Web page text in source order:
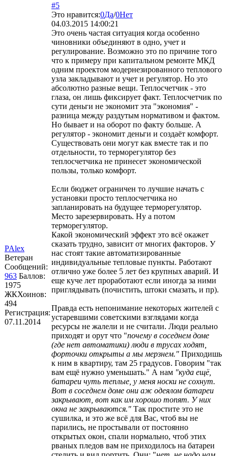
PAlex
Ветеран
Сообщений:
963 Баллов:
1975
ЖКХоинов:
494
Регистрация:
07.11.2014
#5
Это нравится:0Да/0Нет
04.03.2015 14:00:21
Это очень частая ситуация когда особенно
чиновники объединяют в одно, учет и
регулирование. Возможно это по причине того
что к примеру при капитальном ремонте МКД
одним проектом модернезированного теплового
узла закладывают и учет и регулятор. Но это
абсолютно разные вещи. Теплосчетчик - это
глаза, он лишь фиксирует факт. Теплосчетчик по
сути деньги не экономит эта "экономия" -
разница между раздутым нормативом и фактом.
Но бывает и на оборот по факту больше. А
регулятор - экономит деньги и создаёт комфорт.
Существовать они могут как вместе так и по
отдельности, то терморегулятор без
теплосчетчика не принесет экономической
пользы, только комфорт.
Если бюджет ограничен то лучшие начать с
установки просто теплосчетчика но
запланировать на будущее терморегулятор.
Место зарезервировать. Ну а потом
терморегулятор.
Какой экономический эффект это всё окажет
сказать трудно, зависит от многих факторов. У
нас стоят такие автоматизированные
индивидуальные тепловые пункты. Работают
отлично уже более 5 лет без крупных аварий. И
еще куче лет проработают если иногда за ними
приглядывать (почистить, штоки смазать, и пр).
Правда есть непонимание некоторых жителей с
устаревшими советскими взглядами когда
ресурсы не жалели и не считали. Люди реально
приходят и орут что "почему в соседнем доме
(где нет автоматики) люди в трусах ходят,
форточки открыты а мы мерзнем." Приходишь
к ним в квартиру, там 25 градусов. Говорим "так
вам ещё нужно уменьшать." А нам "куда ещё,
батареи чуть теплые, у меня носки не сохнут.
Вот в соседнем доме они аж одеялом батареи
закрывают, вот как им хорошо топят. У них
окна не закрываются." Так простите это не
сушилка, и это же всё для Вас, чтоб вы не
парились, не простывали от постоянно
открытых окон, спали нормально, чтоб этих
рваных пледов вам не приходилось на батареи